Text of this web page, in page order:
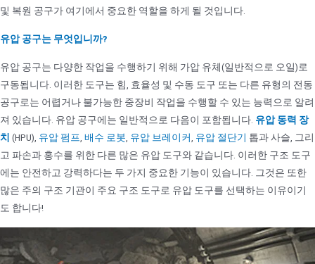
및 복원 공구가 여기에서 중요한 역할을 하게 될 것입니다.
유압 공구는 무엇입니까?
유압 공구는 다양한 작업을 수행하기 위해 가압 유체(일반적으로 오일)로
구동됩니다. 이러한 도구는 힘, 효율성 및 수동 도구 또는 다른 유형의 전동
공구로는 어렵거나 불가능한 중장비 작업을 수행할 수 있는 능력으로 알려
져 있습니다. 유압 공구에는 일반적으로 다음이 포함됩니다. 유압 동력 장
치 (HPU), 유압 펌프, 배수 로봇, 유압 브레이커, 유압 절단기 톱과 사슬, 그리
고 파손과 홍수를 위한 다른 많은 유압 도구와 같습니다. 이러한 구조 도구
에는 안전하고 강력하다는 두 가지 중요한 기능이 있습니다. 그것은 또한
많은 주의 구조 기관이 주요 구조 도구로 유압 도구를 선택하는 이유이기
도 합니다!